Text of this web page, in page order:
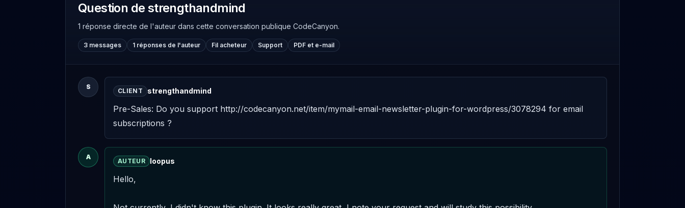
Question de strengthandmind
1 réponse directe de l'auteur dans cette conversation publique CodeCanyon.
3 messages 1 réponses de l'auteur Fil acheteur Support PDF et e-mail
S
CLIENT strengthandmind
Pre-Sales: Do you support http://codecanyon.net/item/mymail-email-newsletter-plugin-for-wordpress/3078294 for email
subscriptions ?
A
AUTEUR loopus
Hello,